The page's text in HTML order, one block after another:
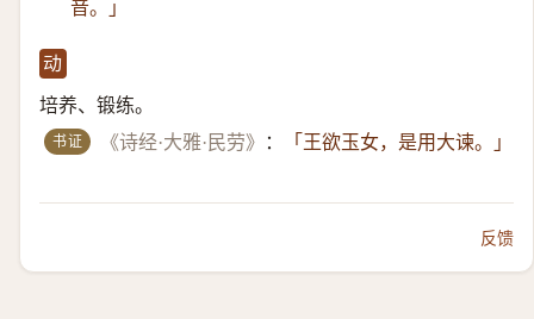
音。」
动
培养、锻练。
书证 《诗经·大雅·民劳》 ： 「王欲玉女，是用大谏。」
反馈